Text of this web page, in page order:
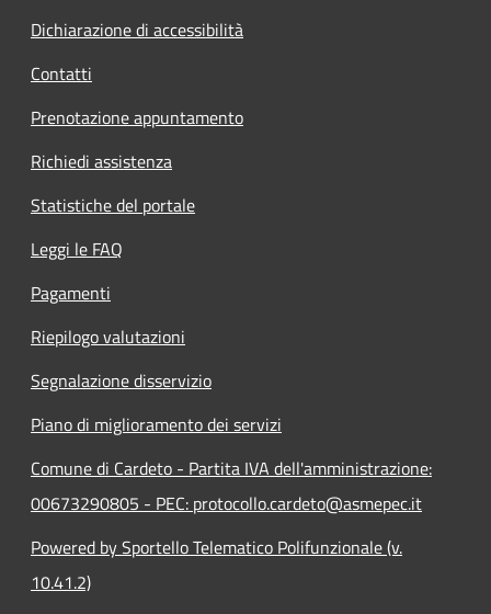
Dichiarazione di accessibilità
Contatti
Prenotazione appuntamento
Richiedi assistenza
Statistiche del portale
Leggi le FAQ
Pagamenti
Riepilogo valutazioni
Segnalazione disservizio
Piano di miglioramento dei servizi
Comune di Cardeto - Partita IVA dell'amministrazione:
00673290805 - PEC: protocollo.cardeto@asmepec.it
Powered by Sportello Telematico Polifunzionale (v.
10.41.2)